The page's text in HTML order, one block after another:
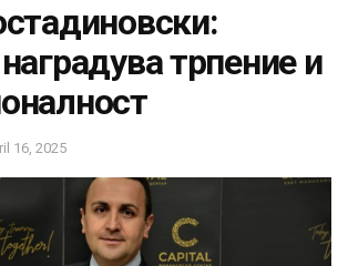
трпение и
16, 2025